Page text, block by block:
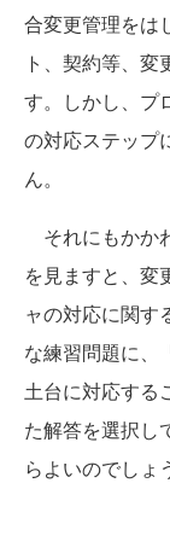
合変更管理をは
ト、契約等、
す。しかし、プ
の対応ステップ
ん。
それにもかか
を見ますと、変
ャの対応に関す
な練習問題に、
土台に対応する
た解答を選択し
らよいのでしょ